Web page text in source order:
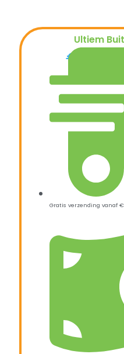
Ultiem
€
Gratis verzending vanaf